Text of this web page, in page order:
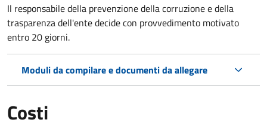
Il responsabile della prevenzione della corruzione e della
trasparenza dell'ente decide con provvedimento motivato
entro 20 giorni.
Moduli da compilare e documenti da allegare
Costi